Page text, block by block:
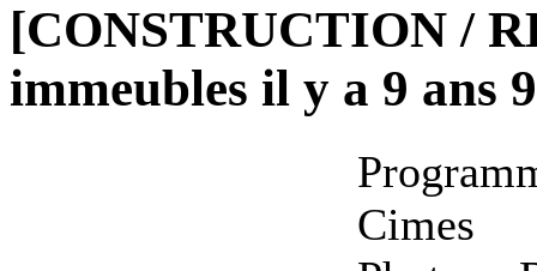
[CONSTRUCTION /
immeubles il y a 9 ans
Cimes